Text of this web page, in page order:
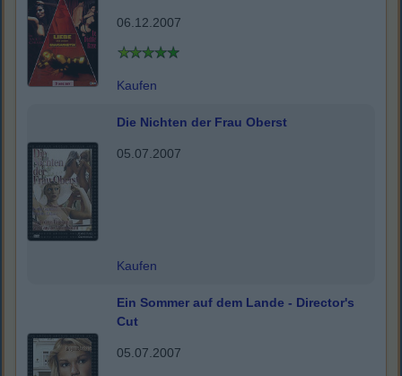
06.12.2007
Kaufen
Die Nichten der Frau Oberst
05.07.2007
Kaufen
Ein Sommer auf dem Lande - Director's
Cut
05.07.2007